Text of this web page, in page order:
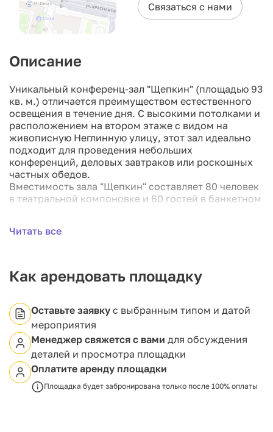
Связаться с нами
Описание
Уникальный конференц-зал "Щепкин" (площадью 93
кв. м.) отличается преимуществом естественного
освещения в течение дня. С высокими потолками и
расположением на втором этаже с видом на
живописную Неглинную улицу, этот зал идеально
подходит для проведения небольших
конференций, деловых завтраков или роскошных
частных обедов.
Вместимость зала "Щепкин" составляет 80 человек
в театральной компоновке и 60 гостей в банкетном
оборудования для аренды, а также готов
Читать все
Как арендовать площадку
Оставьте заявку с выбранным типом и датой
мероприятия
Менеджер свяжется с вами для обсуждения
деталей и просмотра площадки
Оплатите аренду площадки
Площадка будет забронирована только после 100% оплаты